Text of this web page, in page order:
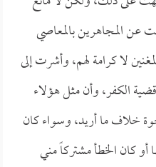
عن المجاهرين بالمعاصي
لا كرامة لهم، وأشرت إلى
الكفر، وأن مثل هؤلاء
خلاف ما أريد، وسواء كان
كان الخطأ مشتركاً مني